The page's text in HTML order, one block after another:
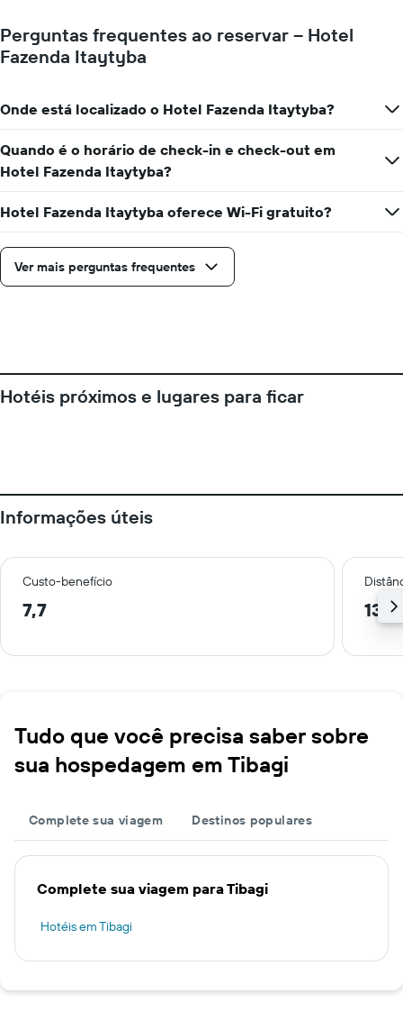
Perguntas frequentes ao reservar – Hotel
Fazenda Itaytyba
Onde está localizado o Hotel Fazenda Itaytyba?
Quando é o horário de check-in e check-out em
Hotel Fazenda Itaytyba?
Hotel Fazenda Itaytyba oferece Wi-Fi gratuito?
Ver mais perguntas frequentes
Hotéis próximos e lugares para ficar
Informações úteis
Custo-benefício
7,7
Tudo que você precisa saber sobre
sua hospedagem em Tibagi
Complete sua viagem Destinos populares
Complete sua viagem para Tibagi
Hotéis em Tibagi